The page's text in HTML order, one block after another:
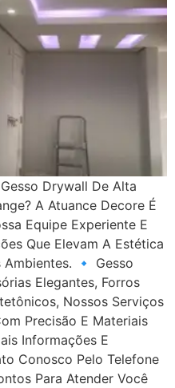
Drywall De Alta
A Atuance Decore É
Equipe Experiente E
Que Elevam A Estética
Ambientes. 🔹 Gesso
Elegantes, Forros
Nossos Serviços
Precisão E Materiais
Informações E
Conosco Pelo Telefone
Para Atender Você